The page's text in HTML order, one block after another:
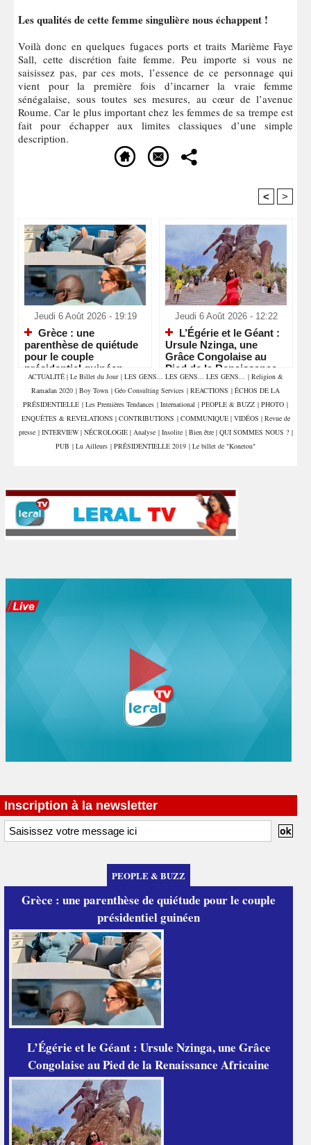
Les qualités de cette femme singulière nous échappent !
Voilà donc en quelques fugaces ports et traits Marième Faye
Sall, cette discrétion faite femme. Peu importe si vous ne
saisissez pas, par ces mots, l’essence de ce personnage qui
vient pour la première fois d’incarner la vraie femme
sénégalaise, sous toutes ses mesures, au cœur de l’avenue
Roume. Car le plus important chez les femmes de sa trempe est
fait pour échapper aux limites classiques d’une simple
description.
< >
Jeudi 6 Août 2026 - 19:19
Grèce : une
parenthèse de quiétude
pour le couple
présidentiel guinéen
Jeudi 6 Août 2026 - 12:22
L’Égérie et le Géant :
Ursule Nzinga, une
Grâce Congolaise au
Pied de la Renaissance
Africaine
ACTUALITÉ | Le Billet du Jour | LES GENS... LES GENS... LES GENS... | Religion &
Ramadan 2020 | Boy Town | Géo Consulting Services | REACTIONS | ÉCHOS DE LA
PRÉSIDENTIELLE | Les Premières Tendances | International | PEOPLE & BUZZ | PHOTO |
ENQUÊTES & REVELATIONS | CONTRIBUTIONS | COMMUNIQUE | VIDÉOS | Revue de
presse | INTERVIEW | NÉCROLOGIE | Analyse | Insolite | Bien être | QUI SOMMES NOUS ? |
PUB | Lu Ailleurs | PRÉSIDENTIELLE 2019 | Le billet de "Konetou"
Inscription à la newsletter
PEOPLE & BUZZ
Grèce : une parenthèse de quiétude pour le couple
présidentiel guinéen
L’Égérie et le Géant : Ursule Nzinga, une Grâce
Congolaise au Pied de la Renaissance Africaine